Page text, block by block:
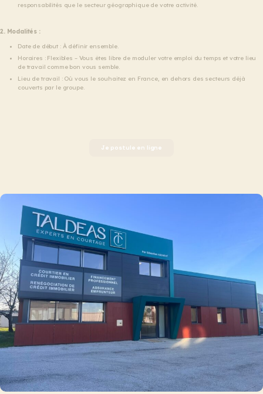
responsabilités que le secteur géographique de votre activité.
2. Modalités :
Date de début : À définir ensemble.
Horaires : Flexibles – Vous êtes libre de moduler votre emploi du temps et votre lieu
de travail comme bon vous semble.
Lieu de travail : Où vous le souhaitez en France, en dehors des secteurs déjà
couverts par le groupe.
Je postule en ligne